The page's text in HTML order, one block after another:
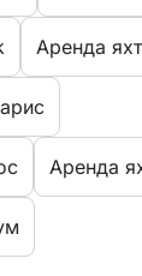
Aренда
Aренда